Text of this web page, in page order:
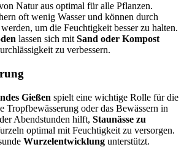
Natur aus optimal für alle Pflanzen.
oft wenig Wasser und können durch
werden, um die Feuchtigkeit besser zu halten.
lassen sich mit Sand oder Kompost
zu verbessern.
Gießen spielt eine wichtige Rolle für die
Tropfbewässerung oder das Bewässern in
Abendstunden hilft, Staunässe zu
optimal mit Feuchtigkeit zu versorgen.
Wurzelentwicklung unterstützt.